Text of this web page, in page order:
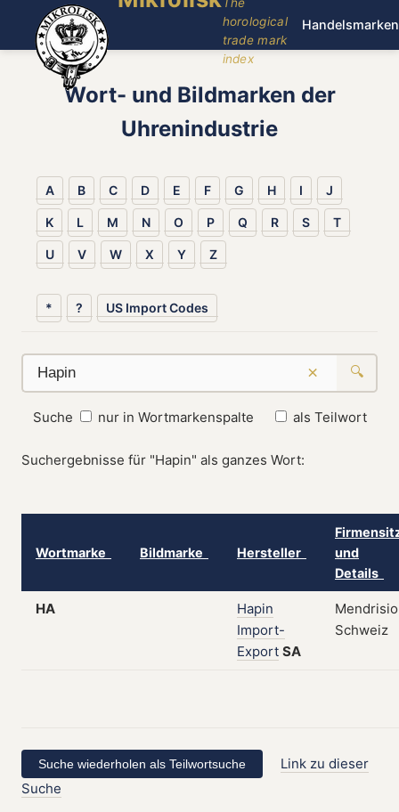
horological
trade mark
index
Handelsmarken
Wort- und Bildmarken der
Uhrenindustrie
A B C D E F G H I J
K L M N O P Q R S T
U V W X Y Z
* ? US Import Codes
× 🔍
Suche nur in Wortmarkenspalte als Teilwort
Suchergebnisse für "Hapin" als ganzes Wort:
Wortmarke Bildmarke Hersteller
und
Details
HA
Hapin
Import-
Export SA
Schweiz
Link zu dieser
Suche